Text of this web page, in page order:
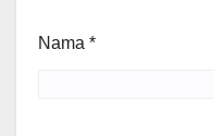
Nama *